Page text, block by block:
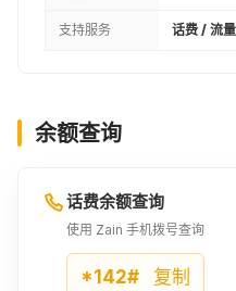
支持服务 话费 / 流
余额查询
话费余额查询
使用 Zain 手机拨号查询
*142# 复制